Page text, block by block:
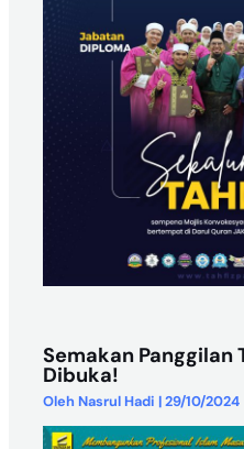
Semakan Panggilan
Dibuka!
Oleh Nasrul Hadi |29/10/2024